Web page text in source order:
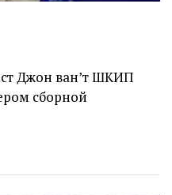
Джон ван’т ШКИП
сборной